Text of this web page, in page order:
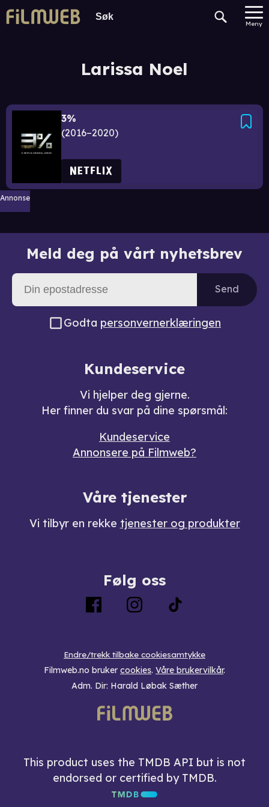
Meny
Larissa Noel
3%
2016–2020
Annonse
Meld deg på vårt nyhetsbrev
Send
Godta personvernerklæringen
Kundeservice
Vi hjelper deg gjerne.
Her finner du svar på dine spørsmål:
Kundeservice
Annonsere på Filmweb?
Våre tjenester
Vi tilbyr en rekke tjenester og produkter
Følg oss
Endre/trekk tilbake cookiesamtykke
Filmweb.no bruker cookies. Våre brukervilkår.
Adm. Dir: Harald Løbak Sæther
This product uses the TMDB API but is not
endorsed or certified by TMDB.